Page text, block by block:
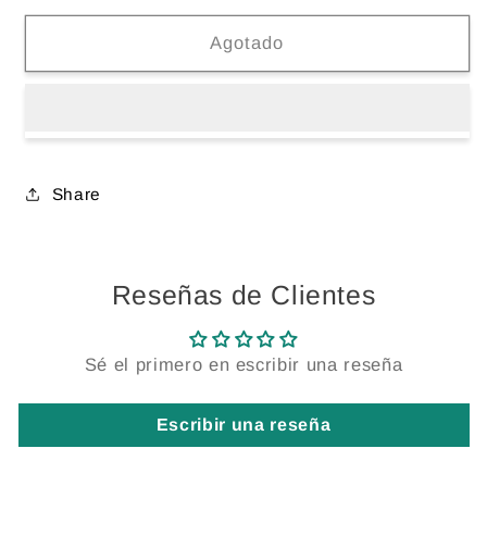
para
Time
para
Muffin
Time
Agotado
Share
Reseñas de Clientes
Sé el primero en escribir una reseña
Escribir una reseña